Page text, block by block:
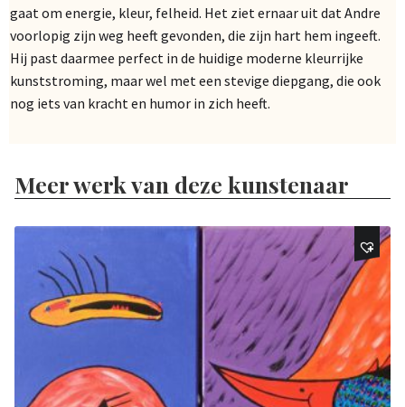
gaat om energie, kleur, felheid. Het ziet ernaar uit dat Andre
voorlopig zijn weg heeft gevonden, die zijn hart hem ingeeft.
Hij past daarmee perfect in de huidige moderne kleurrijke
kunststroming, maar wel met een stevige diepgang, die ook
nog iets van kracht en humor in zich heeft.
Meer werk van deze kunstenaar